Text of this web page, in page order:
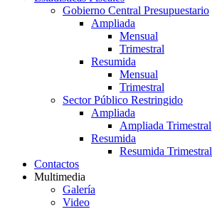
Gobierno Central Presupuestario
Ampliada
Mensual
Trimestral
Resumida
Mensual
Trimestral
Sector Público Restringido
Ampliada
Ampliada Trimestral
Resumida
Resumida Trimestral
Contactos
Multimedia
Galería
Video